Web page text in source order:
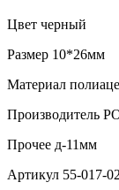
Цвет черный
Размер 10*26мм
Материал
Производитель
Прочее д-11мм
Артикул 55-017-02